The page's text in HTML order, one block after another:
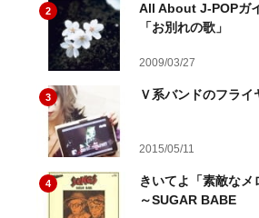
2
All About J-POPガ
「お別れの歌」
2009/03/27
3 Ｖ系バンドのフライ
2015/05/11
4
きいてよ「素敵なメ
～SUGAR BABE